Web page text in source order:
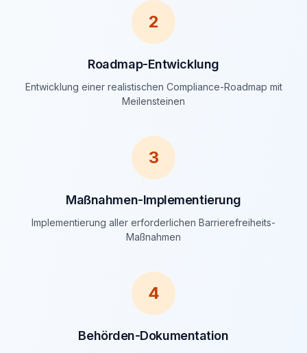
2
Roadmap-Entwicklung
Entwicklung einer realistischen Compliance-Roadmap mit
Meilensteinen
3
Maßnahmen-Implementierung
Implementierung aller erforderlichen Barrierefreiheits-
Maßnahmen
4
Behörden-Dokumentation